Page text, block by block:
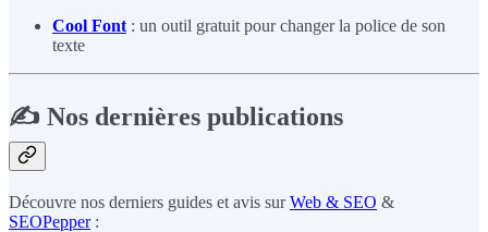
Cool Font : un outil gratuit pour changer la police de son
texte
✍️ Nos dernières publications
Découvre nos derniers guides et avis surWeb & SEO &
SEOPepper: